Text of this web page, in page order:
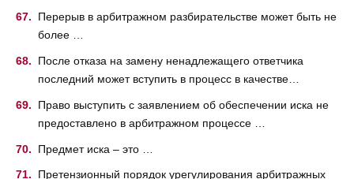
Перерыв в арбитражном разбирательстве может быть не
более …
После отказа на замену ненадлежащего ответчика
последний может вступить в процесс в качестве…
Право выступить с заявлением об обеспечении иска не
предоставлено в арбитражном процессе …
Предмет иска – это …
Претензионный порядок урегулирования арбитражных